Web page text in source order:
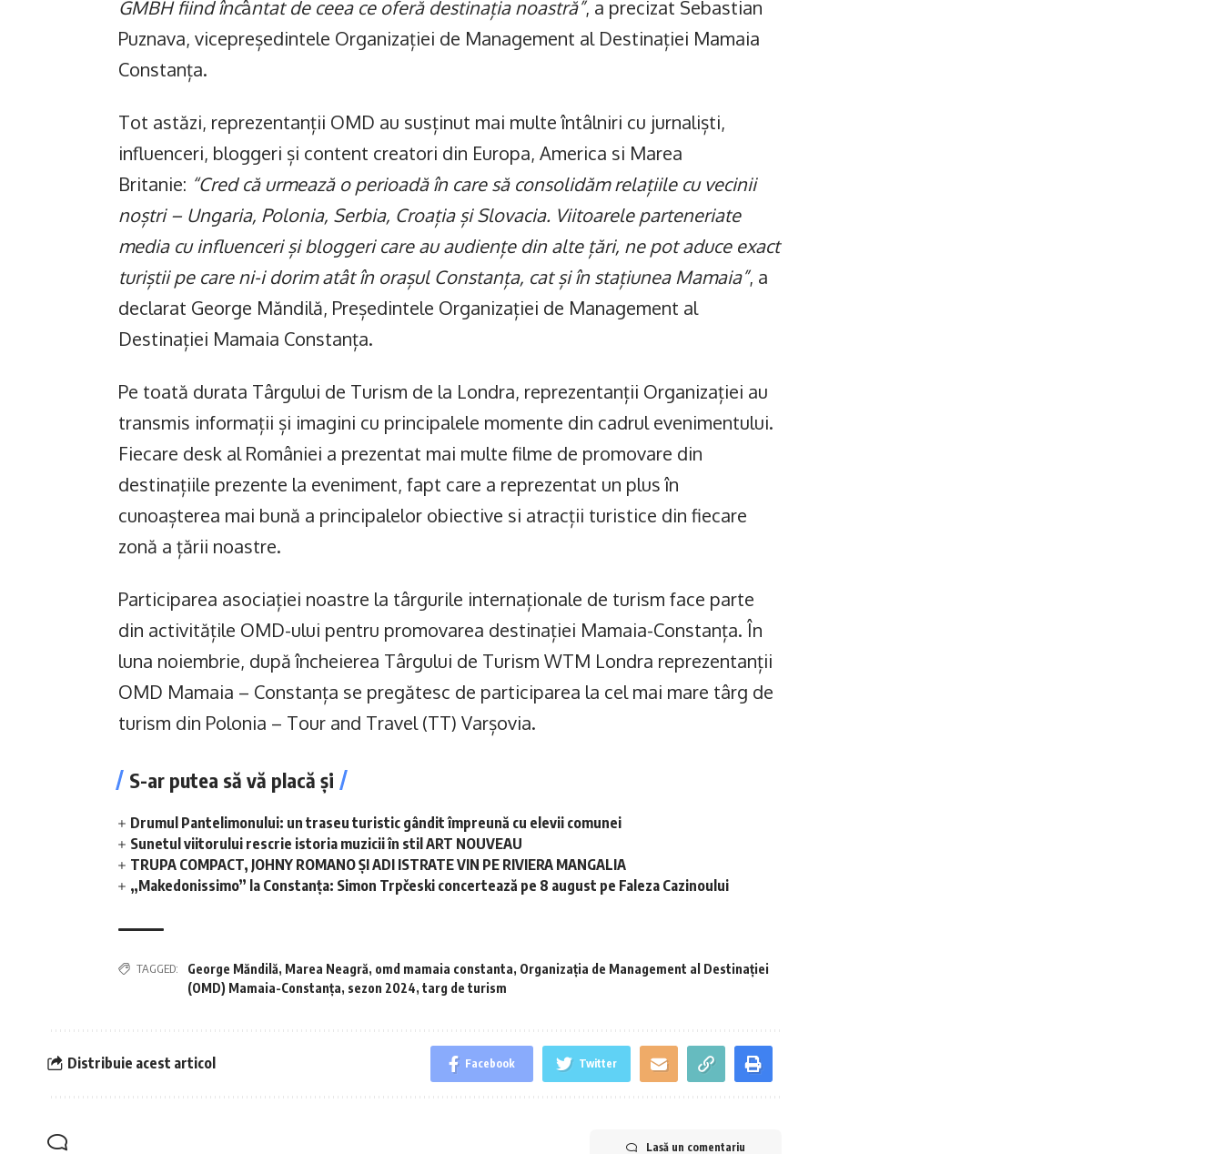
GMBH fiind încântat de ceea ce oferă destinația noastră”, a precizat Sebastian
Puznava, vicepreședintele Organizației de Management al Destinației Mamaia
Constanța.
Tot astăzi, reprezentanții OMD au susținut mai multe întâlniri cu jurnaliști,
influenceri, bloggeri și content creatori din Europa, America si Marea
Britanie: “Cred că urmează o perioadă în care să consolidăm relațiile cu vecinii
noștri – Ungaria, Polonia, Serbia, Croația și Slovacia. Viitoarele parteneriate
media cu influenceri și bloggeri care au audiențe din alte țări, ne pot aduce exact
turiștii pe care ni-i dorim atât în orașul Constanța, cat și în stațiunea Mamaia”, a
declarat George Măndilă, Președintele Organizației de Management al
Destinației Mamaia Constanța.
Pe toată durata Târgului de Turism de la Londra, reprezentanții Organizației au
transmis informații și imagini cu principalele momente din cadrul evenimentului.
Fiecare desk al României a prezentat mai multe filme de promovare din
destinațiile prezente la eveniment, fapt care a reprezentat un plus în
cunoașterea mai bună a principalelor obiective si atracții turistice din fiecare
zonă a țării noastre.
Participarea asociației noastre la târgurile internaționale de turism face parte
din activitățile OMD-ului pentru promovarea destinației Mamaia-Constanța. În
luna noiembrie, după încheierea Târgului de Turism WTM Londra reprezentanții
OMD Mamaia – Constanța se pregătesc de participarea la cel mai mare târg de
turism din Polonia – Tour and Travel (TT) Varșovia.
S-ar putea să vă placă și
Drumul Pantelimonului: un traseu turistic gândit împreună cu elevii comunei
Sunetul viitorului rescrie istoria muzicii în stil ART NOUVEAU
TRUPA COMPACT, JOHNY ROMANO ȘI ADI ISTRATE VIN PE RIVIERA MANGALIA
„Makedonissimo” la Constanța: Simon Trpčeski concertează pe 8 august pe Faleza Cazinoului
TAGGED: George Măndilă, Marea Neagră, omd mamaia constanta, Organizația de Management al Destinației
(OMD) Mamaia-Constanța, sezon 2024, targ de turism
Distribuie acest articol Facebook Twitter
Lasă un comentariu